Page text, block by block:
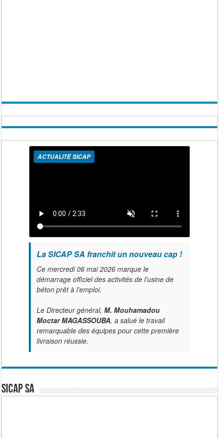
ACTUALITÉ SICAP
La SICAP SA franchit un nouveau cap !
Ce mercredi 06 mai 2026 marque le
démarrage officiel des activités de l'usine de
béton prêt à l’emploi.
Le Directeur général, M. Mouhamadou
Moctar MAGASSOUBA, a salué le travail
remarquable des équipes pour cette première
livraison réussie.
SICAP SA